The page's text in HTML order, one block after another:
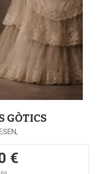
GÒTICS
€